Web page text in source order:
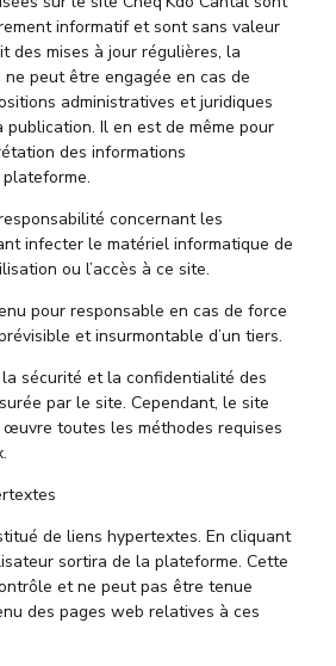
informatif et sont sans valeur
des mises à jour régulières, la
peut être engagée en cas de
administratives et juridiques
publication. Il en est de même pour
des informations
concernant les
infecter le matériel informatique de
ou l’accès à ce site.
pour responsable en cas de force
et insurmontable d’un tiers.
sécurité et la confidentialité des
par le site. Cependant, le site
œuvre toutes les méthodes requises
de liens hypertextes. En cliquant
sortira de la plateforme. Cette
et ne peut pas être tenue
des pages web relatives à ces